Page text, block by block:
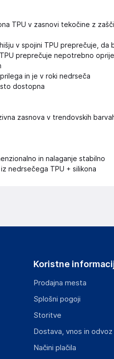
TPU v zasnovi tekočine z
v spojini TPU preprečuje, da
preprečuje nepotrebno
in je v roki nedrseča
dostopna
zasnova v trendovskih
in nalaganje stabilno
nedrsečega TPU + silikona
Koristne
Prodajna mesta
Splošni pogoji
Storitve
Dostava, vnos in odvoz
Načini plačila